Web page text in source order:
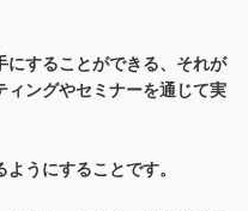
にすることができる、それが
ィングやセミナーを通じて実
うにすることです。